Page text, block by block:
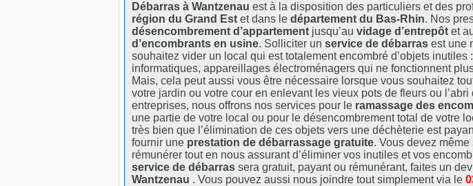
Débarras à Wantzenau est à la disposition des particuliers et des
région du Grand Est et dans le département du Bas-Rhin. Nos
désencombrement d’appartement jusqu’au vidage d’entrepôt et
d’encombrants en usine. Solliciter un service de débarras est une
souhaitez vider un local qui est totalement encombré d’objets
informatiques, appareillages électroménagers qui ne fonctionnent
Mais, cela peut aussi vous être nécessaire lorsque vous souhaitez
votre jardin ou votre cour en enlevant les vieux pots de fleurs ou
entreprises, nous offrons nos services pour le ramassage des
une partie de votre local ou pour le désencombrement total de votre
très bien que l’élimination de ces objets vers une déchèterie est
fournir une prestation de débarrassage gratuite. Vous devez
rémunérer tout en nous assurant d’éliminer vos inutiles et vos
service de débarras sera gratuit, payant ou rémunérant, faites un
Wantzenau . Vous pouvez aussi nous joindre tout simplement via le